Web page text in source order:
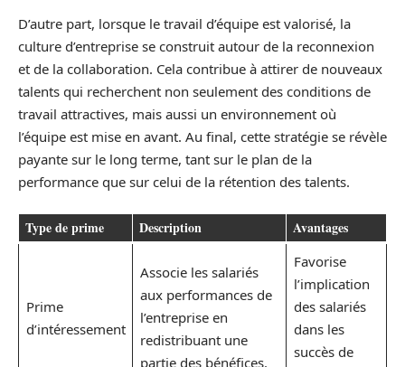
D’autre part, lorsque le travail d’équipe est valorisé, la
culture d’entreprise se construit autour de la reconnexion
et de la collaboration. Cela contribue à attirer de nouveaux
talents qui recherchent non seulement des conditions de
travail attractives, mais aussi un environnement où
l’équipe est mise en avant. Au final, cette stratégie se révèle
payante sur le long terme, tant sur le plan de la
performance que sur celui de la rétention des talents.
Type de prime Description Avantages
Prime
d’intéressement
Associe les salariés
aux performances de
l’entreprise en
redistribuant une
partie des bénéfices.
Favorise
l’implication
des salariés
dans les
succès de